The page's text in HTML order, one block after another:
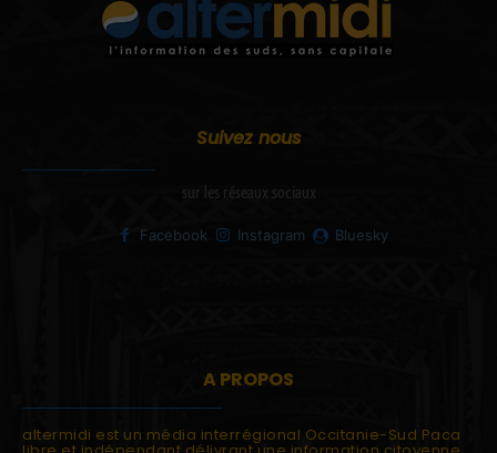
Suivez nous
sur les réseaux sociaux
Facebook Instagram Bluesky
A PROPOS
altermidi est un média interrégional Occitanie-Sud Paca